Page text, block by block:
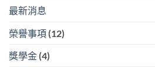
最新消息
榮譽事項 (12)
獎學金 (4)